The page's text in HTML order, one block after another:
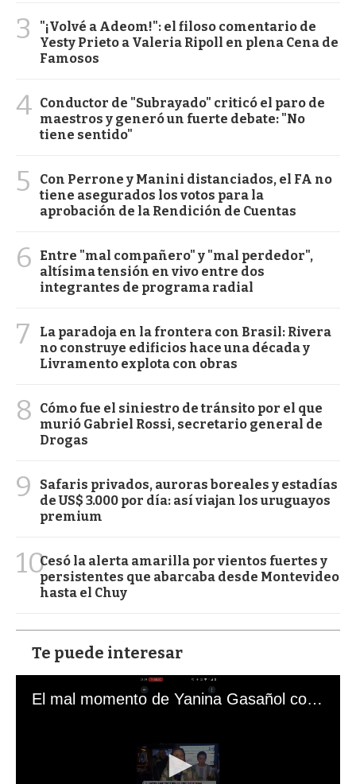
3
"¡Volvé a Adeom!": el filoso comentario de
Yesty Prieto a Valeria Ripoll en plena Cena de
Famosos
4 Conductor de "Subrayado" criticó el paro de
maestros y generó un fuerte debate: "No
tiene sentido"
5
Con Perrone y Manini distanciados, el FA no
tiene asegurados los votos para la
aprobación de la Rendición de Cuentas
6
Entre "mal compañero" y "mal perdedor",
altísima tensión en vivo entre dos
integrantes de programa radial
7
La paradoja en la frontera con Brasil: Rivera
no construye edificios hace una década y
Livramento explota con obras
8
Cómo fue el siniestro de tránsito por el que
murió Gabriel Rossi, secretario general de
Drogas
9
Safaris privados, auroras boreales y estadías
de US$ 3.000 por día: así viajan los uruguayos
premium
10Cesó la alerta amarilla por vientos fuertes y
persistentes que abarcaba desde Montevideo
hasta el Chuy
Te puede interesar
El mal momento de Yanina Gasañol con un hincha argentino en "Subrayado"